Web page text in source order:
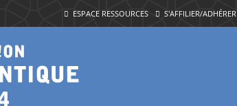
ESPACE RESSOURCES S'AFFILIER/ADHÉRER